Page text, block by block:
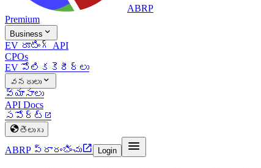
ABRP
Premium
Business 
EV రూటింగ్ API
CPOs
EV పోలిక కెరీర్లు
వనరులు 
వ్యాసాలు
API Docs
సపోర్ట్ 
తెలుగు
ABRP ప్రారంభించు Login 